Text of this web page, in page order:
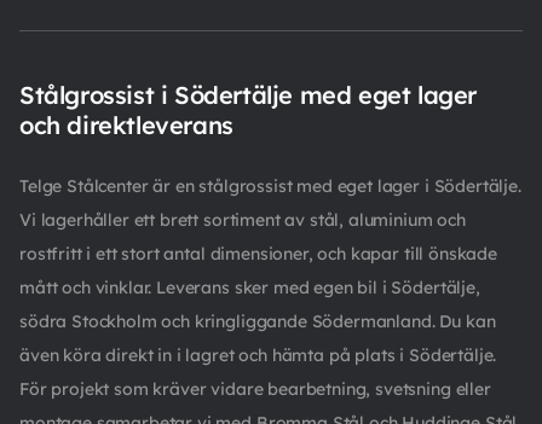
Stålgrossist i Södertälje med eget lager
och direktleverans
Telge Stålcenter är en stålgrossist med eget lager i Södertälje.
Vi lagerhåller ett brett sortiment av stål, aluminium och
rostfritt i ett stort antal dimensioner, och kapar till önskade
mått och vinklar. Leverans sker med egen bil i Södertälje,
södra Stockholm och kringliggande Södermanland. Du kan
även köra direkt in i lagret och hämta på plats i Södertälje.
För projekt som kräver vidare bearbetning, svetsning eller